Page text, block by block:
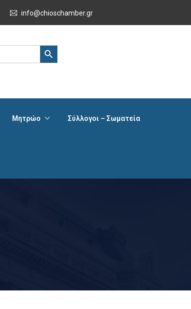
info@chioschamber.gr
Search Button
Μητρώο Σύλλογοι – Σωματεία